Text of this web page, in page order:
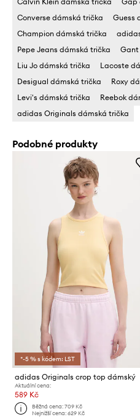
Converse dámská trička
Guess
Champion dámská trička
Pepe Jeans dámská trička
Gant
Liu Jo dámská trička
Lacoste
Desigual dámská trička
Roxy
Levi's dámská trička
Reebok
adidas Originals dámská trička
Podobné produkty
*-5 % s kódem: LST
adidas Originals crop top dámský
Aktuální cena:
589 Kč
Běžná cena:709 Kč
Nejnižší cena:629 Kč